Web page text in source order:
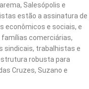
Salesópolis e
estão a assinatura de
econômicos e sociais, e
comerciárias,
sindicais, trabalhistas e
robusta para
Cruzes, Suzano e